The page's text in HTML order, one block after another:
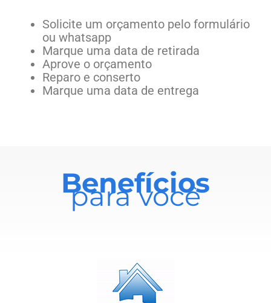
Solicite um orçamento pelo formulário
ou whatsapp
Marque uma data de retirada
Aprove o orçamento
Reparo e conserto
Marque uma data de entrega
Benefícios
para você